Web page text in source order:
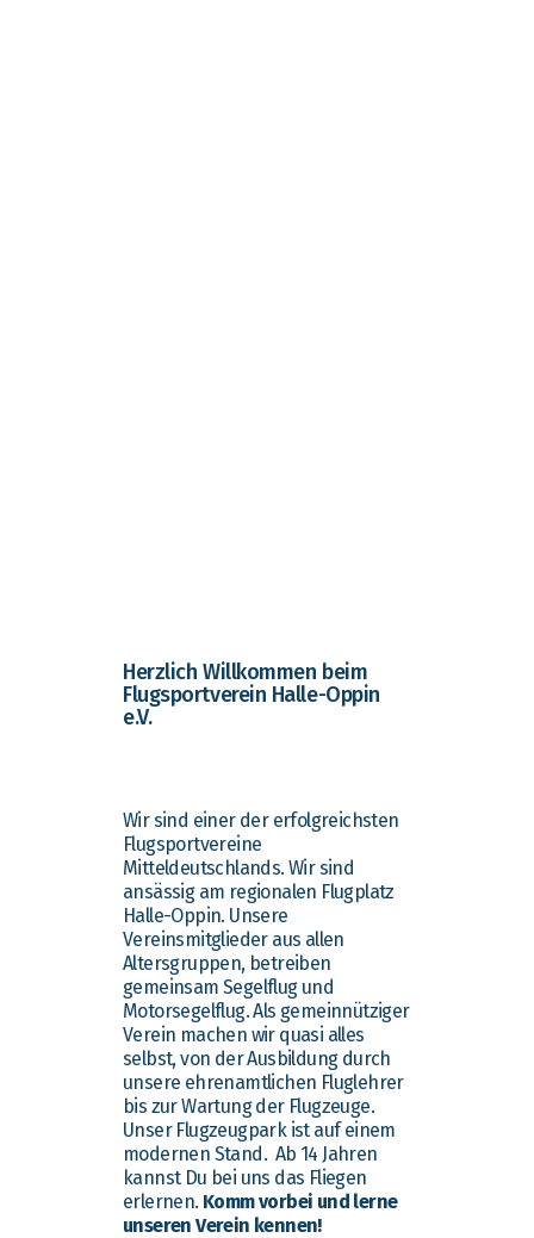
Herzlich Willkommen beim
Flugsportverein Halle-Oppin
e.V.
Wir sind einer der erfolgreichsten
Flugsportvereine
Mitteldeutschlands. Wir sind
ansässig am regionalen Flugplatz
Halle-Oppin. Unsere
Vereinsmitglieder aus allen
Altersgruppen, betreiben
gemeinsam Segelflug und
Motorsegelflug. Als gemeinnütziger
Verein machen wir quasi alles
selbst, von der Ausbildung durch
unsere ehrenamtlichen Fluglehrer
bis zur Wartung der Flugzeuge.
Unser Flugzeugpark ist auf einem
modernen Stand. Ab 14 Jahren
kannst Du bei uns das Fliegen
erlernen. Komm vorbei und lerne
unseren Verein kennen!